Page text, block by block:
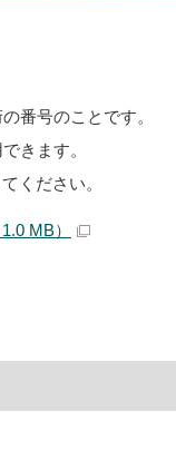
番号のことです。
きます。
ください。
MB）